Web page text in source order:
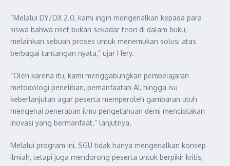
“Melalui DY/DX 2.0, kami ingin mengenalkan kepada para
siswa bahwa riset bukan sekadar teori di dalam buku,
melainkan sebuah proses untuk menemukan solusi atas
berbagai tantangan nyata,” ujar Hery.
“Oleh karena itu, kami menggabungkan pembelajaran
metodologi penelitian, pemanfaatan AI, hingga isu
keberlanjutan agar peserta memperoleh gambaran utuh
mengenai penerapan ilmu pengetahuan demi menciptakan
inovasi yang bermanfaat.” lanjutnya.
Melalui program ini, SGU tidak hanya mengenalkan konsep
ilmiah, tetapi juga mendorong peserta untuk berpikir kritis,